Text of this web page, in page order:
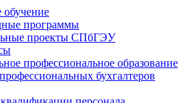
обучение
программы
проекты СПбГЭУ
профессиональное образование
бухгалтеров